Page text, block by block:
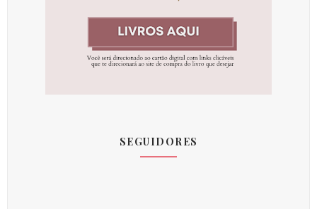
SEGUIDORES